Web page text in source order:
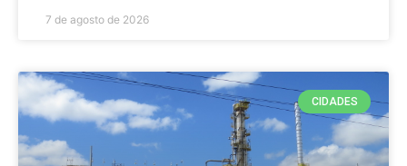
7 de agosto de 2026
CIDADES